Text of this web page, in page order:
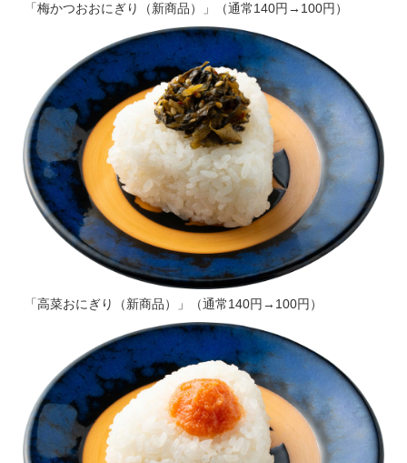
「梅かつおおにぎり（新商品）」（通常140円→100円）
「高菜おにぎり（新商品）」（通常140円→100円）